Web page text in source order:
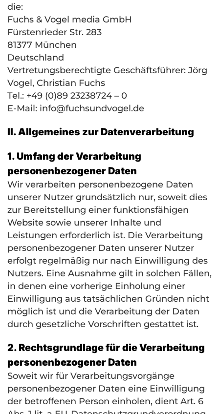
die:
Fuchs & Vogel media GmbH
Fürstenrieder Str. 283
81377 München
Deutschland
Vertretungsberechtigte Geschäftsführer: Jörg
Vogel, Christian Fuchs
Tel.: +49 (0)89 23238724 – 0
E-Mail: info@fuchsundvogel.de
II. Allgemeines zur Datenverarbeitung
1. Umfang der Verarbeitung
personenbezogener Daten
Wir verarbeiten personenbezogene Daten
unserer Nutzer grundsätzlich nur, soweit dies
zur Bereitstellung einer funktionsfähigen
Website sowie unserer Inhalte und
Leistungen erforderlich ist. Die Verarbeitung
personenbezogener Daten unserer Nutzer
erfolgt regelmäßig nur nach Einwilligung des
Nutzers. Eine Ausnahme gilt in solchen Fällen,
in denen eine vorherige Einholung einer
Einwilligung aus tatsächlichen Gründen nicht
möglich ist und die Verarbeitung der Daten
durch gesetzliche Vorschriften gestattet ist.
2. Rechtsgrundlage für die Verarbeitung
personenbezogener Daten
Soweit wir für Verarbeitungsvorgänge
personenbezogener Daten eine Einwilligung
der betroffenen Person einholen, dient Art. 6